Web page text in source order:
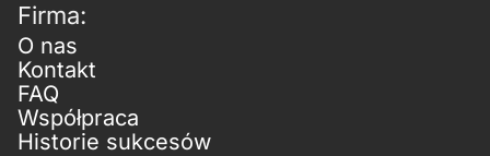
Firma:
O nas
Kontakt
FAQ
Współpraca
Historie sukcesów